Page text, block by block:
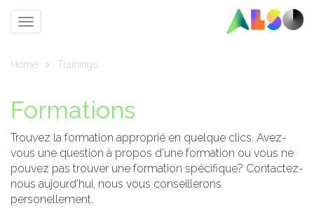
Toggle
Home > Trainings
Formations
Trouvez la formation approprié en quelque clics. Avez-
vous une question à propos d'une formation ou vous ne
pouvez pas trouver une formation spécifique? Contactez-
nous aujourd'hui, nous vous conseillerons
personellement.